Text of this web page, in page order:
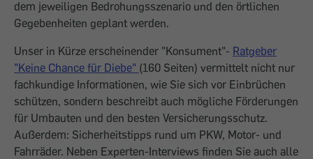
dem jeweiligen Bedrohungsszenario und den örtlichen
Gegebenheiten geplant werden.
Unser in Kürze erscheinender "Konsument"- Ratgeber
"Keine Chance für Diebe" (160 Seiten) vermittelt nicht nur
fachkundige Informationen, wie Sie sich vor Einbrüchen
schützen, sondern beschreibt auch mögliche Förderungen
für Umbauten und den besten Versicherungsschutz.
Außerdem: Sicherheitstipps rund um PKW, Motor- und
Fahrräder. Neben Experten-Interviews finden Sie auch alle